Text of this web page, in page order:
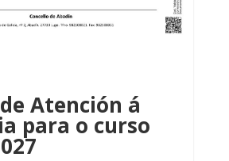
Atención á
para o curso